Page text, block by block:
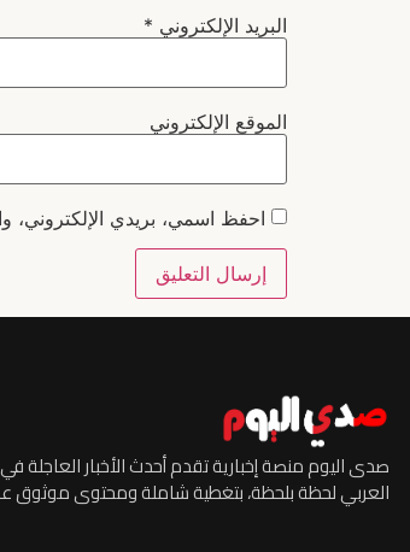
البريد الإلكتروني *
الموقع الإلكتروني
احفظ اسمي، بريدي الإلكتروني،
صدى اليوم منصة إخبارية تقدم أحدث الأخبار العاجلة
العربي لحظة بلحظة، بتغطية شاملة ومحتوى موثوق